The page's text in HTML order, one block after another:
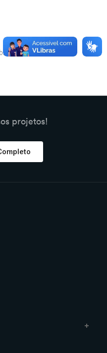
um comentário.
projetos!